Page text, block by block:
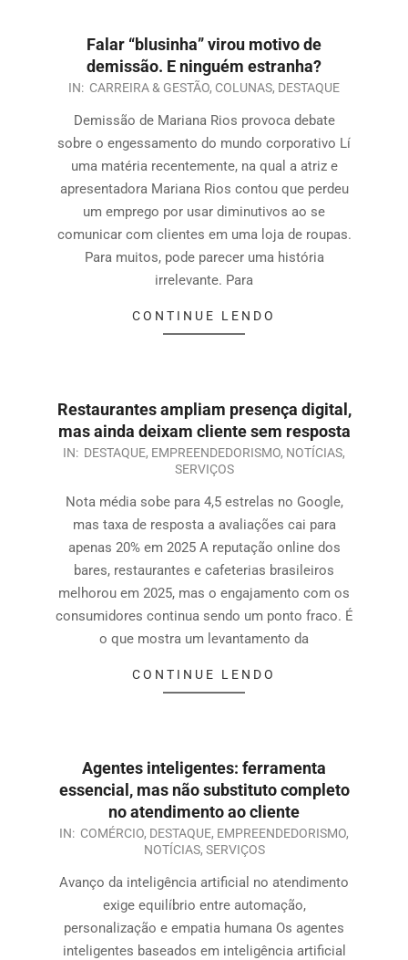
Falar “blusinha” virou motivo de
demissão. E ninguém estranha?
IN: CARREIRA & GESTÃO, COLUNAS, DESTAQUE
Demissão de Mariana Rios provoca debate
sobre o engessamento do mundo corporativo Lí
uma matéria recentemente, na qual a atriz e
apresentadora Mariana Rios contou que perdeu
um emprego por usar diminutivos ao se
comunicar com clientes em uma loja de roupas.
Para muitos, pode parecer uma história
irrelevante. Para
CONTINUE LENDO
Restaurantes ampliam presença digital,
mas ainda deixam cliente sem resposta
IN: DESTAQUE, EMPREENDEDORISMO, NOTÍCIAS,
SERVIÇOS
Nota média sobe para 4,5 estrelas no Google,
mas taxa de resposta a avaliações cai para
apenas 20% em 2025 A reputação online dos
bares, restaurantes e cafeterias brasileiros
melhorou em 2025, mas o engajamento com os
consumidores continua sendo um ponto fraco. É
o que mostra um levantamento da
CONTINUE LENDO
Agentes inteligentes: ferramenta
essencial, mas não substituto completo
no atendimento ao cliente
IN: COMÉRCIO, DESTAQUE, EMPREENDEDORISMO,
NOTÍCIAS, SERVIÇOS
Avanço da inteligência artificial no atendimento
exige equilíbrio entre automação,
personalização e empatia humana Os agentes
inteligentes baseados em inteligência artificial